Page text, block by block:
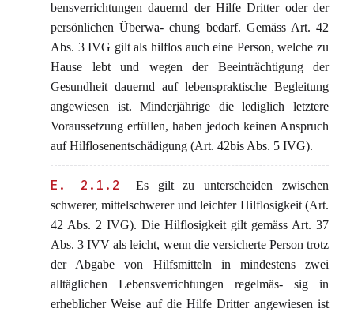
bensverrichtungen dauernd der Hilfe Dritter oder der
persönlichen Überwa- chung bedarf. Gemäss Art. 42
Abs. 3 IVG gilt als hilflos auch eine Person, welche zu
Hause lebt und wegen der Beeinträchtigung der
Gesundheit dauernd auf lebenspraktische Begleitung
angewiesen ist. Minderjährige die lediglich letztere
Voraussetzung erfüllen, haben jedoch keinen Anspruch
auf Hilflosenentschädigung (Art. 42bis Abs. 5 IVG).
E. 2.1.2
Es gilt zu unterscheiden zwischen
schwerer, mittelschwerer und leichter Hilflosigkeit (Art.
42 Abs. 2 IVG). Die Hilflosigkeit gilt gemäss Art. 37
Abs. 3 IVV als leicht, wenn die versicherte Person trotz
der Abgabe von Hilfsmitteln in mindestens zwei
alltäglichen Lebensverrichtungen regelmäs- sig in
erheblicher Weise auf die Hilfe Dritter angewiesen ist